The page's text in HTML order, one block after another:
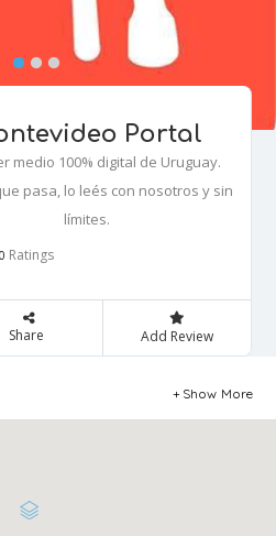
Portal
medio 100% digital de Uruguay.
pasa, lo leés con nosotros y sin
límites.
0 Ratings
Share Add Review
Show More